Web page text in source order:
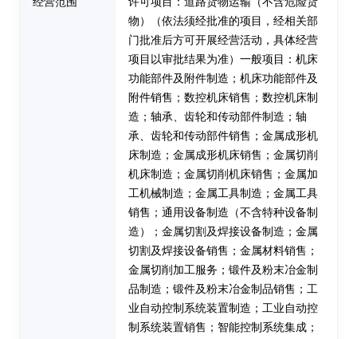
物）（依法须经批准的项目，经相关部
门批准后方可开展经营活动，具体经营
项目以审批结果为准）一般项目：机床
功能部件及附件制造；机床功能部件及
附件销售；数控机床销售；数控机床制
造；轴承、齿轮和传动部件制造；轴
承、齿轮和传动部件销售；金属成形机
床制造；金属成形机床销售；金属切削
机床制造；金属切削机床销售；金属加
工机械制造；金属工具制造；金属工具
销售；通用设备制造（不含特种设备制
造）；金属切割及焊接设备制造；金属
切割及焊接设备销售；金属材料销售；
金属切削加工服务；锻件及粉末冶金制
品制造；锻件及粉末冶金制品销售；工
业自动控制系统装置制造；工业自动控
制系统装置销售；智能控制系统集成；